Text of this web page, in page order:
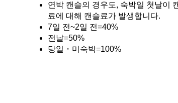
연박 캔슬의 경우도, 숙박일 첫날이
료에 대해 캔슬료가 발생합니다.
7일 전~2일 전=40%
전날=50%
당일・미숙박=100%